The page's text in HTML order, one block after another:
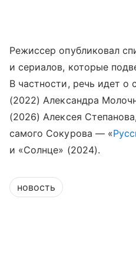
Режиссер опубликовал
и сериалов, которые
В частности, речь идет о
(2022) Александра
(2026) Алексея
самого Сокурова — «
и «Солнце» (2024).
новость